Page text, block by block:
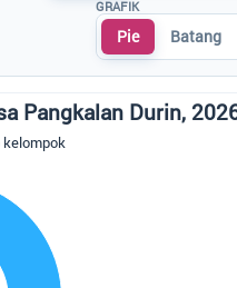
GRAFIK
Pie Batang
Pangkalan Durin,
Tidak Ada di
MELLA
STAF
RISKA